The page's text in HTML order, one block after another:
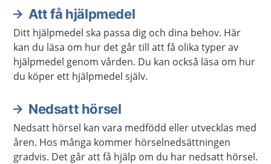
Att få hjälpmedel
Ditt hjälpmedel ska passa dig och dina behov. Här
kan du läsa om hur det går till att få olika typer av
hjälpmedel genom vården. Du kan också läsa om hur
du köper ett hjälpmedel själv.
Nedsatt hörsel
Nedsatt hörsel kan vara medfödd eller utvecklas med
åren. Hos många kommer hörselnedsättningen
gradvis. Det går att få hjälp om du har nedsatt hörsel.